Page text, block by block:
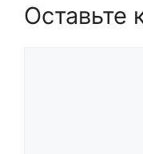
Оставьте